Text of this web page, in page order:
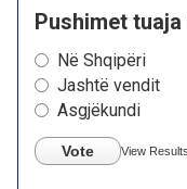
Pushimet
Në Shqipëri
Jashtë vendit
Asgjëkundi
Vote View Results